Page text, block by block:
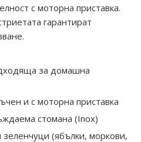
с моторна приставка.
гарантират
за домашна
и с моторна приставка
стомана (Inox)
(ябълки, моркови,